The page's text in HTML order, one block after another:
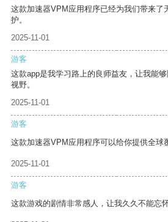
这款加速器VPM应用程序已经为我们带来了
护。
2025-11-01
游客
这款app是我学习路上的良师益友，让我能
视野。
2025-11-01
游客
这款加速器VPM应用程序可以给你提供全球
2025-11-01
游客
这款游戏的剧情非常感人，让我久久不能忘怀